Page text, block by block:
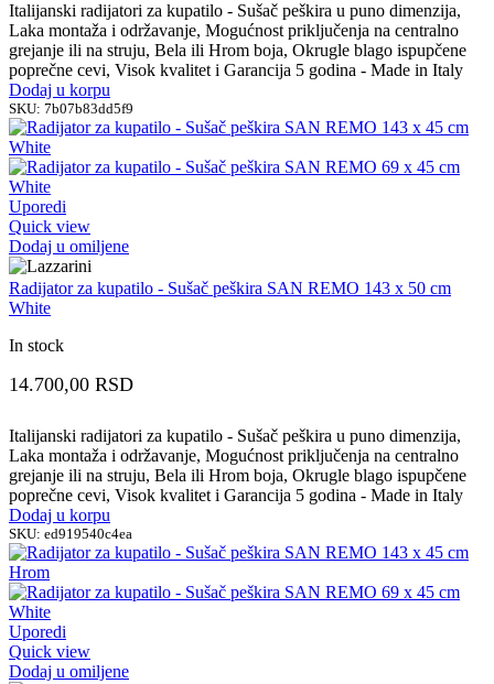
Italijanski radijatori za kupatilo - Sušač peškira u puno dimenzija,
Laka montaža i održavanje, Mogućnost priključenja na centralno
grejanje ili na struju, Bela ili Hrom boja, Okrugle blago ispupčene
poprečne cevi, Visok kvalitet i Garancija 5 godina - Made in Italy
Dodaj u korpu
SKU: 7b07b83dd5f9
Uporedi
Quick view
Dodaj u omiljene
Radijator za kupatilo - Sušač peškira SAN REMO 143 x 50 cm
White
In stock
14.700,00 RSD
Italijanski radijatori za kupatilo - Sušač peškira u puno dimenzija,
Laka montaža i održavanje, Mogućnost priključenja na centralno
grejanje ili na struju, Bela ili Hrom boja, Okrugle blago ispupčene
poprečne cevi, Visok kvalitet i Garancija 5 godina - Made in Italy
Dodaj u korpu
SKU: ed919540c4ea
Uporedi
Quick view
Dodaj u omiljene